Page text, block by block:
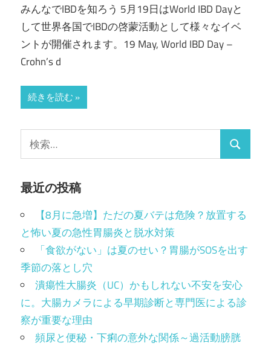
みんなでIBDを知ろう 5月19日はWorld IBD Dayと
して世界各国でIBDの啓蒙活動として様々なイベ
ントが開催されます。19 May, World IBD Day –
Crohn’s d
続きを読む
索:
検
最近の投稿
【8月に急増】ただの夏バテは危険？放置する
と怖い夏の急性胃腸炎と脱水対策
「食欲がない」は夏のせい？胃腸がSOSを出す
季節の落とし穴
潰瘍性大腸炎（UC）かもしれない不安を安心
に。大腸カメラによる早期診断と専門医による診
察が重要な理由
頻尿と便秘・下痢の意外な関係～過活動膀胱